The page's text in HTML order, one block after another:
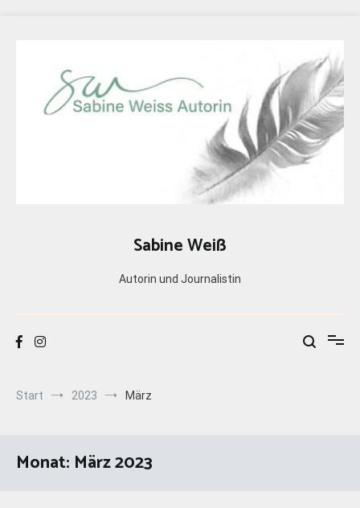
Sabine Weiß
Autorin und Journalistin
Start 2023 März
Monat: März 2023